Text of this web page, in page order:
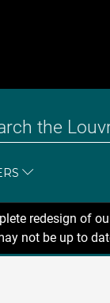
redesign of
not be up to